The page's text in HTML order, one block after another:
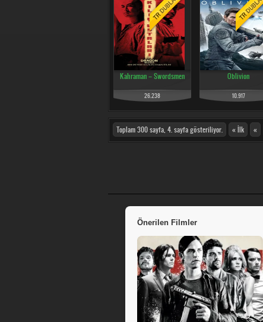
Kahraman – Swordsmen
26.238
Oblivion
10.917
Toplam 300 sayfa, 4. sayfa gösteriliyor. « İlk «
Önerilen Filmler